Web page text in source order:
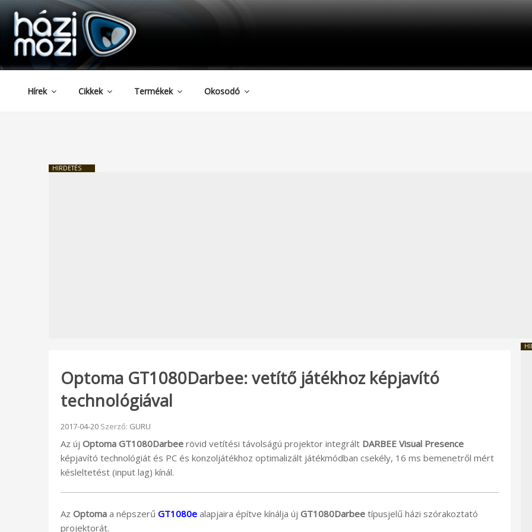
Tartalomhoz
HAZIMOZI
Hírek Cikkek Termékek Okosodó
HIRDETÉS
Optoma GT1080Darbee: vetítő játékhoz képjavító
technológiával
Beküldve:
2017-04-20 Szerző: GURU
Az új Optoma GT1080Darbee rövid vetítési távolságú projektor integrált DARBEE Visual Presence
képjavító technológiát és PC és konzoljátékhoz optimalizált játékmódban csekély, 16 ms bemenetről mért
késleltetést (input lag) kínál.
Az Optoma a népszerű GT1080e alapjaira építve kínálja új GT1080Darbee típusjelű házi szórakoztató
projektorát.